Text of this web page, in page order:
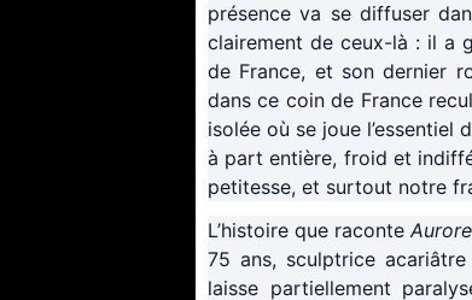
présence va se diffuser
clairement de ceux-là : il a
de France, et son dernier
dans ce coin de France
isolée où se joue l’essentiel
à part entière, froid et
petitesse, et surtout notre
L’histoire que raconte Aurore
75 ans, sculptrice
laisse partiellement